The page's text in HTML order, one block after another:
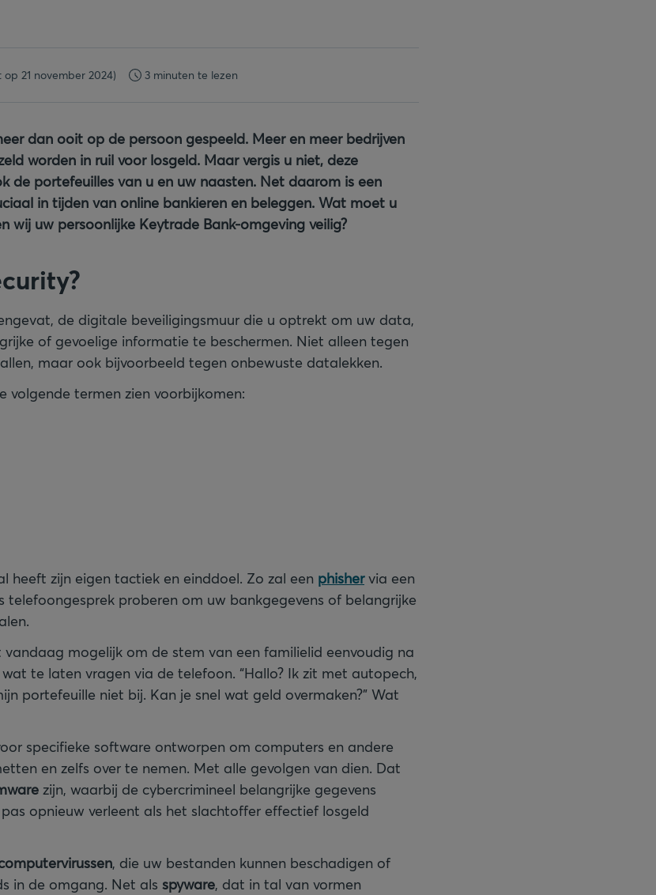
21 november 2024) 3 minuten te lezen
dan ooit op de persoon gespeeld. Meer en meer bedrijven
worden in ruil voor losgeld. Maar vergis u niet, deze
de portefeuilles van u en uw naasten. Net daarom is een
in tijden van online bankieren en beleggen. Wat moet u
wij uw persoonlijke Keytrade Bank-omgeving veilig?
de digitale beveiligingsmuur die u optrekt om uw data,
of gevoelige informatie te beschermen. Niet alleen tegen
maar ook bijvoorbeeld tegen onbewuste datalekken.
volgende termen zien voorbijkomen:
heeft zijn eigen tactiek en einddoel. Zo zal een phishervia een
telefoongesprek proberen om uw bankgegevens of belangrijke
vandaag mogelijk om de stem van een familielid eenvoudig na
te laten vragen via de telefoon. “Hallo? Ik zit met autopech,
portefeuille niet bij. Kan je snel wat geld overmaken?” Wat
specifieke software ontworpen om computers en andere
en zelfs over te nemen. Met alle gevolgen van dien. Dat
zijn, waarbij de cybercrimineel belangrijke gegevens
opnieuw verleent als het slachtoffer effectief losgeld
, die uw bestanden kunnen beschadigen of
in de omgang. Net als spyware, dat in tal van vormen